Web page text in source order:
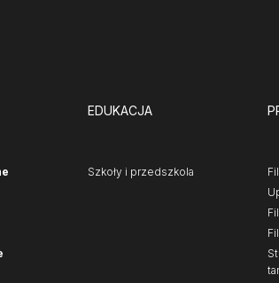
EDUKACJA
Szkoły i przedszkola